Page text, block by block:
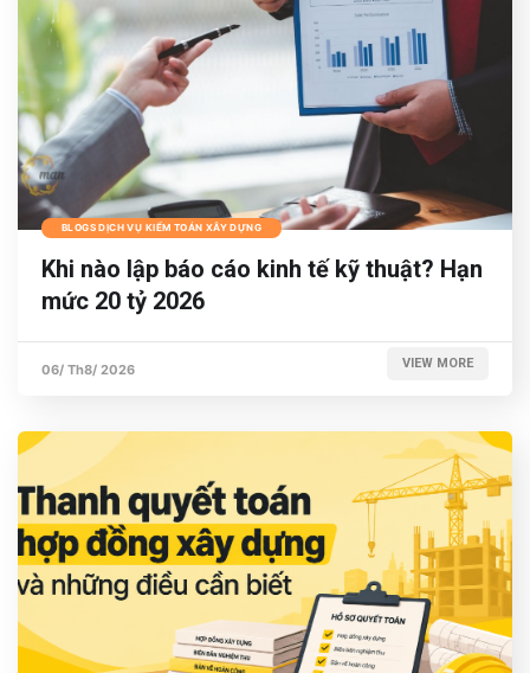
BLOGS DỊCH VỤ KIỂM TOÁN XÂY DỰNG
Khi nào lập báo cáo kinh tế kỹ thuật? Hạn
mức 20 tỷ 2026
06/ Th8/ 2026 VIEW MORE